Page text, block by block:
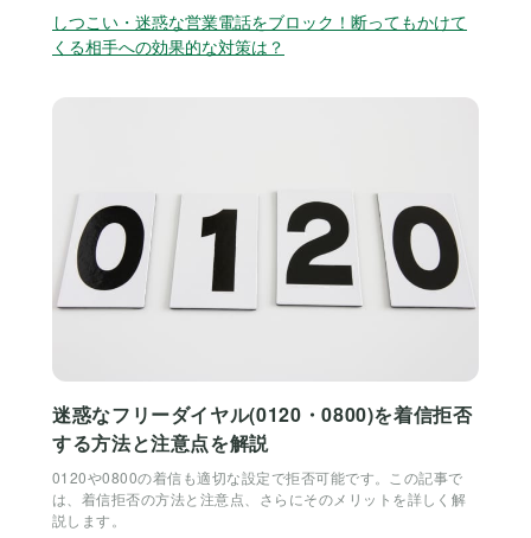
しつこい・迷惑な営業電話をブロック！断ってもかけて
くる相手への効果的な対策は？
迷惑なフリーダイヤル(0120・0800)を着信拒否
する方法と注意点を解説
0120や0800の着信も適切な設定で拒否可能です。この記事で
は、着信拒否の方法と注意点、さらにそのメリットを詳しく解
説します。